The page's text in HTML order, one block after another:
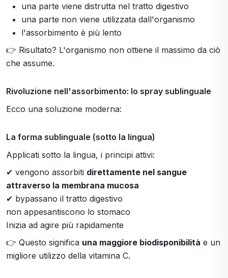
una parte viene distrutta nel tratto digestivo
una parte non viene utilizzata dall'organismo
l'assorbimento è più lento
👉 Risultato? L'organismo non ottiene il massimo da ciò
che assume.
Rivoluzione nell'assorbimento: lo spray sublinguale
Ecco una soluzione moderna:
La forma sublinguale (sotto la lingua)
Applicati sotto la lingua, i principi attivi:
✔ vengono assorbiti direttamente nel sangue
attraverso la membrana mucosa
✔ bypassano il tratto digestivo
non appesantiscono lo stomaco
Inizia ad agire più rapidamente
👉 Questo significa una maggiore biodisponibilità e un
migliore utilizzo della vitamina C.